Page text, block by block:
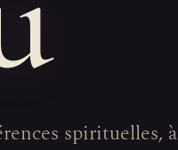
spirituelles, à